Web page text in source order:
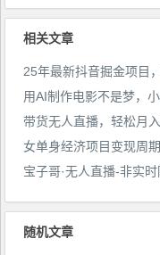
作(附学习资料)
相关文章
女单身经济项目变现周
随机文章